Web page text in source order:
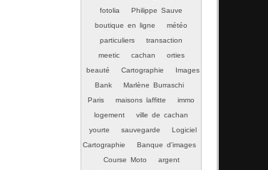
fotolia
Philippe Sauve
boutique en ligne
météo
particuliers
transaction
meetic
cachan
orties
beauté
Cartographie
Images
Bank
Marlène Burraschi
Paris
maisons laffitte
immo
logement
ville de cachan
yourte
sauvegarde
Logiciel
Cartographie
Banque d'images
Course Moto
argent